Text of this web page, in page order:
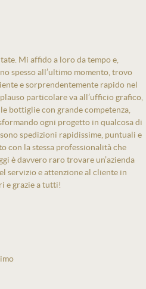
Mi affido a loro da tempo e,
spesso all’ultimo momento, trovo
e sorprendentemente rapido nel
particolare va all’ufficio grafico,
bottiglie con grande competenza,
ogni progetto in qualcosa di
spedizioni rapidissime, puntuali e
con la stessa professionalità che
è davvero raro trovare un’azienda
servizio e attenzione al cliente in
e grazie a tutti!